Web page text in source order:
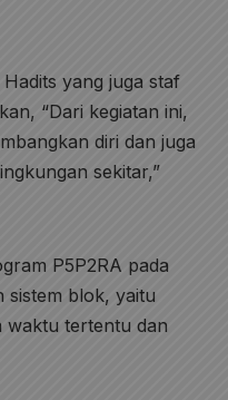
Hadits yang juga staf
“Dari kegiatan ini,
diri dan juga
sekitar,”
P5P2RA pada
sistem blok, yaitu
waktu tertentu dan